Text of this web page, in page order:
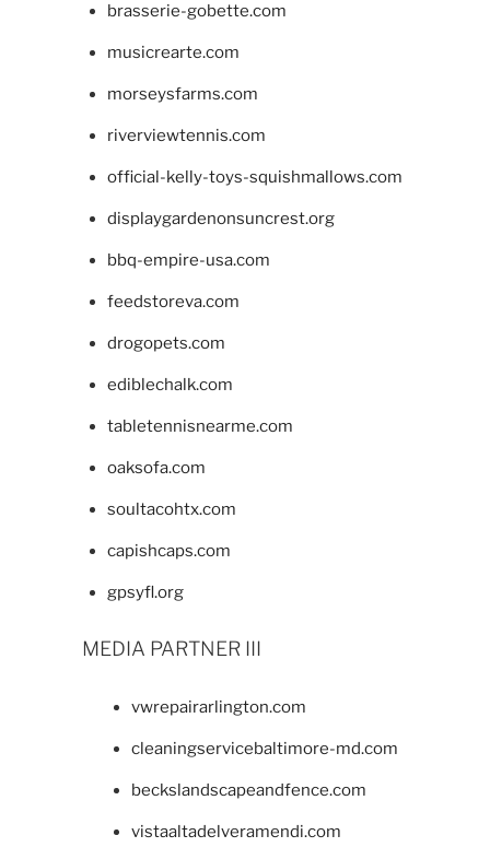
brasserie-gobette.com
musicrearte.com
morseysfarms.com
riverviewtennis.com
official-kelly-toys-squishmallows.com
displaygardenonsuncrest.org
bbq-empire-usa.com
feedstoreva.com
drogopets.com
ediblechalk.com
tabletennisnearme.com
oaksofa.com
soultacohtx.com
capishcaps.com
gpsyfl.org
MEDIA PARTNER III
vwrepairarlington.com
cleaningservicebaltimore-md.com
beckslandscapeandfence.com
vistaaltadelveramendi.com